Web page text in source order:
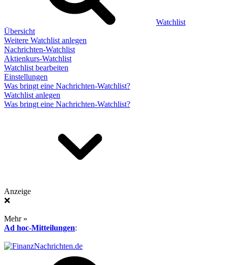
Watchlist
Übersicht
Weitere Watchlist anlegen
Nachrichten-Watchlist
Aktienkurs-Watchlist
Watchlist bearbeiten
Einstellungen
Was bringt eine Nachrichten-Watchlist?
Watchlist anlegen
Was bringt eine Nachrichten-Watchlist?
Anzeige
❌
Mehr »
Ad hoc-Mitteilungen: